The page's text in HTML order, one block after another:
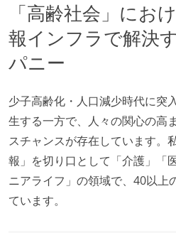
「高齢社会」にお
報インフラで解決
パニー
少子高齢化・人口減少時代に突
生する一方で、人々の関心の高
スチャンスが存在しています。
報」を切り口として「介護」「
ニアライフ」の領域で、40以上
ています。